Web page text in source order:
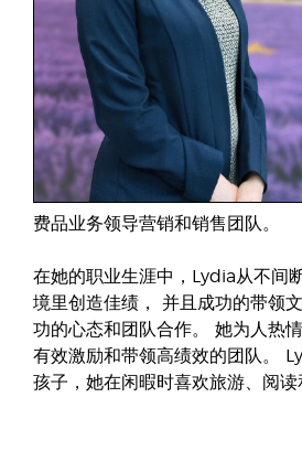
费品业务领导营销和销售团队。
在她的职业生涯中，Lydia从不间
境里创造佳绩， 并且成功的带领
功的心态和团队合作。 她为人热
有效激励和带领高绩效的团队。
孩子，她在闲暇时喜欢旅游、阅读